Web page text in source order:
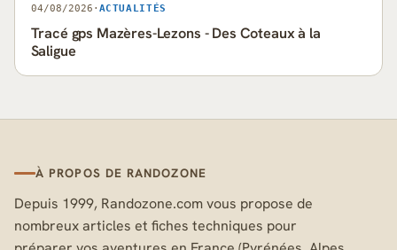
04/08/2026 · ACTUALITÉS
Tracé gps Mazères-Lezons - Des Coteaux à la
Saligue
À PROPOS DE RANDOZONE
Depuis 1999, Randozone.com vous propose de
nombreux articles et fiches techniques pour